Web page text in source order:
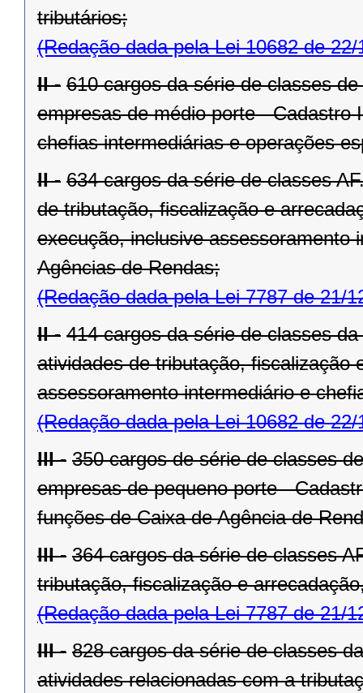
tributários;
(Redação dada pela Lei 10682 de 22/
II - 610 cargos da série de classes
empresas de médio porte - Cadastro
chefias intermediárias e operações
II - 634 cargos da série de classes
de tributação, fiscalização e
execução, inclusive assessoramento
Agências de Rendas;
(Redação dada pela Lei 7787 de 21/
II - 414 cargos da série de classes
atividades de tributação, fiscalização
assessoramento intermediário e
(Redação dada pela Lei 10682 de 22/
III - 350 cargos de série de classes
empresas de pequeno porte -
funções de Caixa de Agência de
III - 364 cargos da série de classes
tributação, fiscalização e
(Redação dada pela Lei 7787 de 21/
III - 828 cargos da série de classes
atividades relacionadas com a